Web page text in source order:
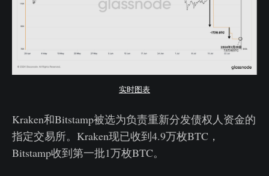
实时图表
Kraken和Bitstamp被选为负责重新分发债权人资金的
指定交易所。Kraken现已收到4.9万枚BTC，
Bitstamp收到第一批1万枚BTC。